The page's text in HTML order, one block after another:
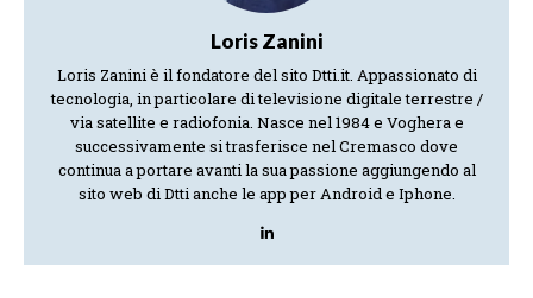
Loris Zanini
Loris Zanini è il fondatore del sito Dtti.it. Appassionato di
tecnologia, in particolare di televisione digitale terrestre /
via satellite e radiofonia. Nasce nel 1984 e Voghera e
successivamente si trasferisce nel Cremasco dove
continua a portare avanti la sua passione aggiungendo al
sito web di Dtti anche le app per Android e Iphone.